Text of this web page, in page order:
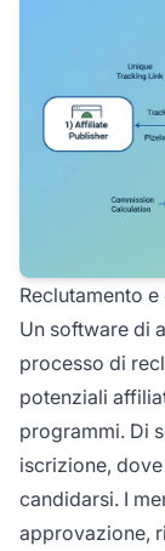
Reclutamento
Un software di
processo di
potenziali
programmi. Di
iscrizione,
candidarsi. I
approvazione,